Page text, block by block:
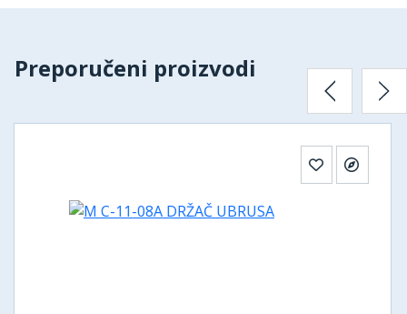
Preporučeni proizvodi